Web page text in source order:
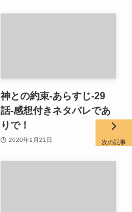
神との約束-あらすじ-29
話-感想付きネタバレであ
りで！
2020年1月21日 次の記事